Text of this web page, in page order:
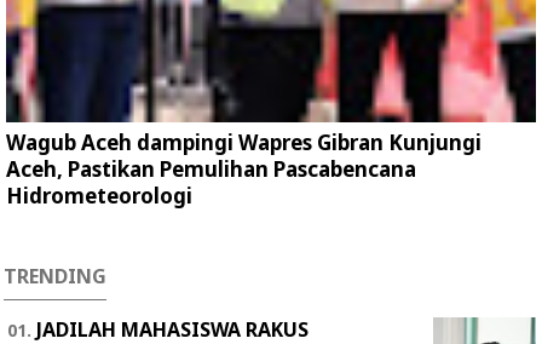
Wagub Aceh dampingi Wapres Gibran Kunjungi
Aceh, Pastikan Pemulihan Pascabencana
Hidrometeorologi
TRENDING
JADILAH MAHASISWA RAKUS